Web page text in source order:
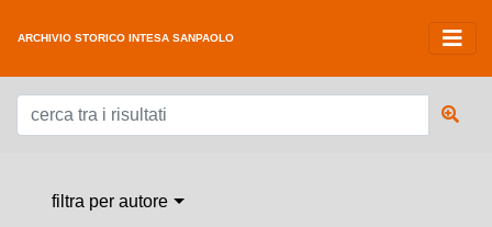
ARCHIVIO STORICO INTESA SANPAOLO
filtra per autore